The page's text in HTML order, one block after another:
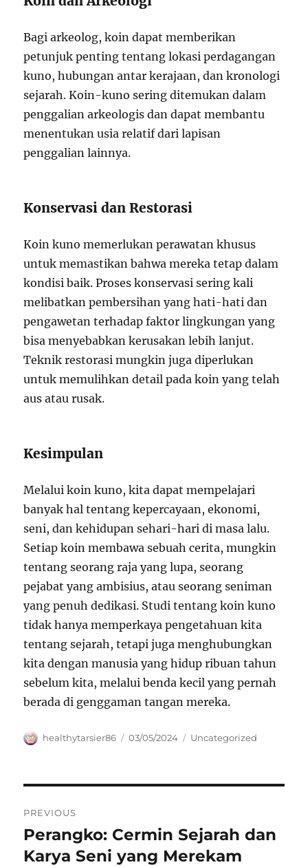
Bagi arkeolog, koin dapat memberikan
petunjuk penting tentang lokasi perdagangan
kuno, hubungan antar kerajaan, dan kronologi
sejarah. Koin-kuno sering ditemukan dalam
penggalian arkeologis dan dapat membantu
menentukan usia relatif dari lapisan
penggalian lainnya.
Konservasi dan Restorasi
Koin kuno memerlukan perawatan khusus
untuk memastikan bahwa mereka tetap dalam
kondisi baik. Proses konservasi sering kali
melibatkan pembersihan yang hati-hati dan
pengawetan terhadap faktor lingkungan yang
bisa menyebabkan kerusakan lebih lanjut.
Teknik restorasi mungkin juga diperlukan
untuk memulihkan detail pada koin yang telah
aus atau rusak.
Kesimpulan
Melalui koin kuno, kita dapat mempelajari
banyak hal tentang kepercayaan, ekonomi,
seni, dan kehidupan sehari-hari di masa lalu.
Setiap koin membawa sebuah cerita, mungkin
tentang seorang raja yang lupa, seorang
pejabat yang ambisius, atau seorang seniman
yang penuh dedikasi. Studi tentang koin kuno
tidak hanya memperkaya pengetahuan kita
tentang sejarah, tetapi juga menghubungkan
kita dengan manusia yang hidup ribuan tahun
sebelum kita, melalui benda kecil yang pernah
berada di genggaman tangan mereka.
Author
healthytarsier86
Posted
03/05/2024 Categories
Uncategorized
pos
PREVIOUS
Previous
post:
Perangko: Cermin Sejarah dan
Karya Seni yang Merekam